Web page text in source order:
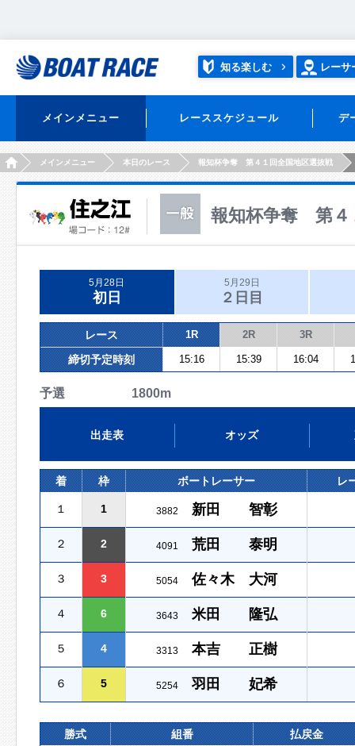
知る楽しむ レーサ
メインメニュー レーススケジュール デ
HOMEメインメニュー 本日のレース 報知杯争奪 第４１回全国地区選抜戦
報知杯争奪 第４
5月28日
初日
5月29日
２日目
レース 1R 2R 3R
締切予定時刻 15:16 15:39 16:04
予選 1800m
出走表 オッズ
着 枠 ボートレーサー レ
１ 1 3882 新田 智彰
２ 2 4091 荒田 泰明
３ 3 5054 佐々木 大河
４ 6 3643 米田 隆弘
５ 4 3313 本吉 正樹
６ 5 5254 羽田 妃希
勝式 組番 払戻金